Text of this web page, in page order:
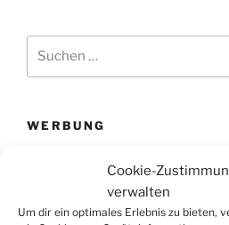
Cookie-
verwalten
Um dir ein optimales Erlebnis zu bieten,
WERBUNG